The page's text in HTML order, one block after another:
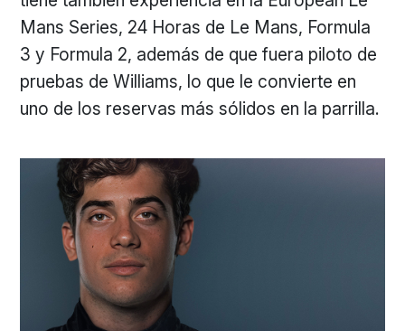
Mans Series, 24 Horas de Le Mans, Formula
3 y Formula 2, además de que fuera piloto de
pruebas de Williams, lo que le convierte en
uno de los reservas más sólidos en la parrilla.